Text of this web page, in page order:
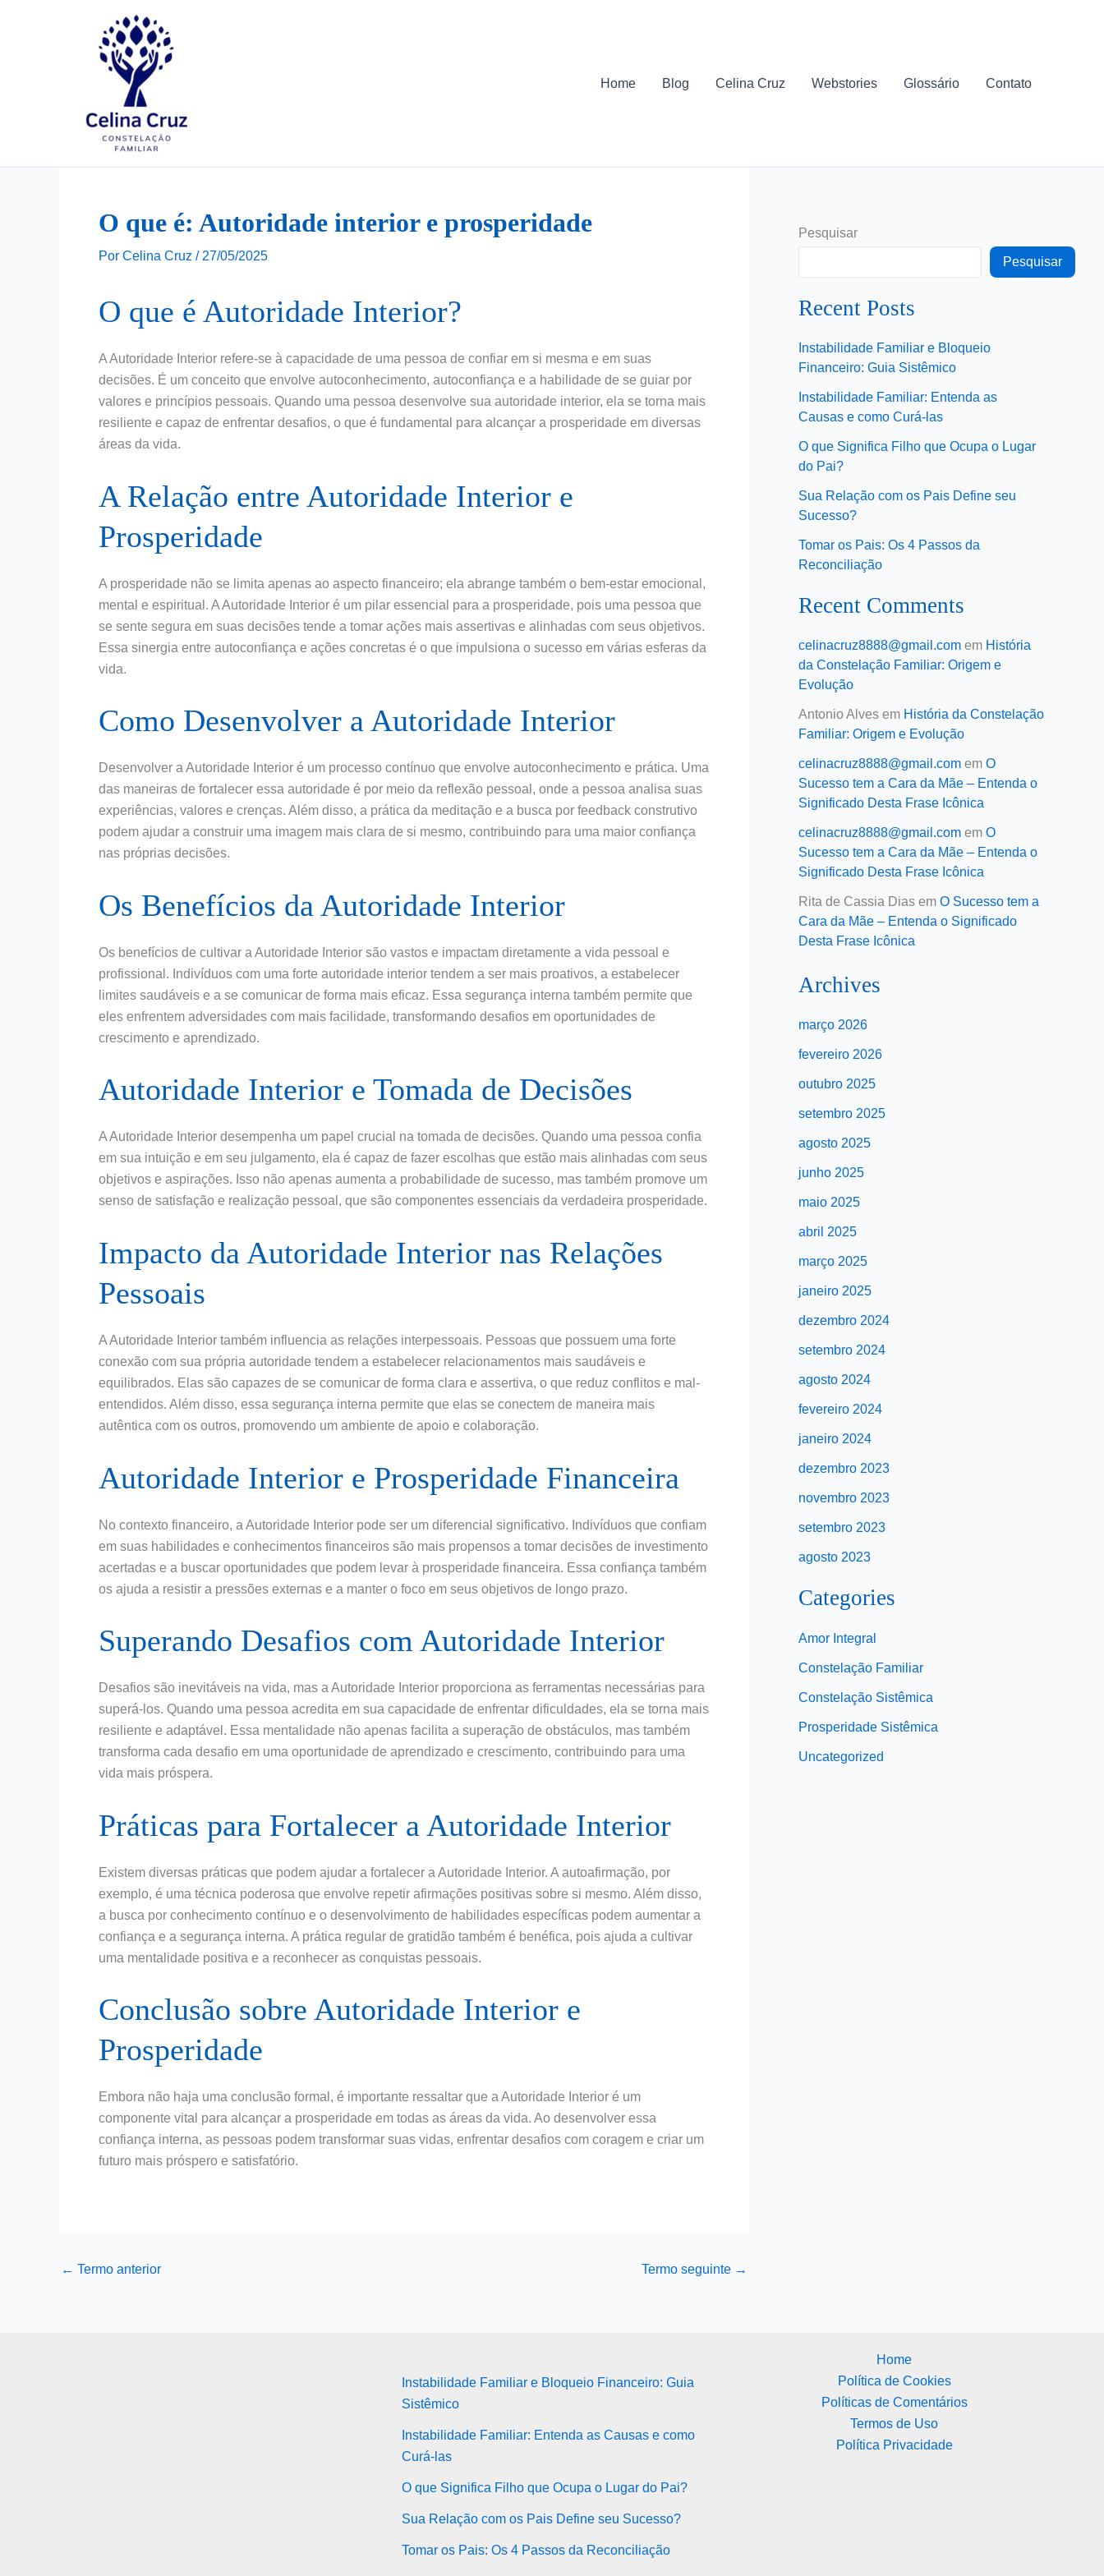
Home Blog Celina Cruz Webstories Glossário Contato
O que é: Autoridade interior e prosperidade
Por Celina Cruz / 27/05/2025
O que é Autoridade Interior?
A Autoridade Interior refere-se à capacidade de uma pessoa de confiar em si mesma e em suas
decisões. É um conceito que envolve autoconhecimento, autoconfiança e a habilidade de se guiar por
valores e princípios pessoais. Quando uma pessoa desenvolve sua autoridade interior, ela se torna mais
resiliente e capaz de enfrentar desafios, o que é fundamental para alcançar a prosperidade em diversas
áreas da vida.
A Relação entre Autoridade Interior e
Prosperidade
A prosperidade não se limita apenas ao aspecto financeiro; ela abrange também o bem-estar emocional,
mental e espiritual. A Autoridade Interior é um pilar essencial para a prosperidade, pois uma pessoa que
se sente segura em suas decisões tende a tomar ações mais assertivas e alinhadas com seus objetivos.
Essa sinergia entre autoconfiança e ações concretas é o que impulsiona o sucesso em várias esferas da
vida.
Como Desenvolver a Autoridade Interior
Desenvolver a Autoridade Interior é um processo contínuo que envolve autoconhecimento e prática. Uma
das maneiras de fortalecer essa autoridade é por meio da reflexão pessoal, onde a pessoa analisa suas
experiências, valores e crenças. Além disso, a prática da meditação e a busca por feedback construtivo
podem ajudar a construir uma imagem mais clara de si mesmo, contribuindo para uma maior confiança
nas próprias decisões.
Os Benefícios da Autoridade Interior
Os benefícios de cultivar a Autoridade Interior são vastos e impactam diretamente a vida pessoal e
profissional. Indivíduos com uma forte autoridade interior tendem a ser mais proativos, a estabelecer
limites saudáveis e a se comunicar de forma mais eficaz. Essa segurança interna também permite que
eles enfrentem adversidades com mais facilidade, transformando desafios em oportunidades de
crescimento e aprendizado.
Autoridade Interior e Tomada de Decisões
A Autoridade Interior desempenha um papel crucial na tomada de decisões. Quando uma pessoa confia
em sua intuição e em seu julgamento, ela é capaz de fazer escolhas que estão mais alinhadas com seus
objetivos e aspirações. Isso não apenas aumenta a probabilidade de sucesso, mas também promove um
senso de satisfação e realização pessoal, que são componentes essenciais da verdadeira prosperidade.
Impacto da Autoridade Interior nas Relações
Pessoais
A Autoridade Interior também influencia as relações interpessoais. Pessoas que possuem uma forte
conexão com sua própria autoridade tendem a estabelecer relacionamentos mais saudáveis e
equilibrados. Elas são capazes de se comunicar de forma clara e assertiva, o que reduz conflitos e mal-
entendidos. Além disso, essa segurança interna permite que elas se conectem de maneira mais
autêntica com os outros, promovendo um ambiente de apoio e colaboração.
Autoridade Interior e Prosperidade Financeira
No contexto financeiro, a Autoridade Interior pode ser um diferencial significativo. Indivíduos que confiam
em suas habilidades e conhecimentos financeiros são mais propensos a tomar decisões de investimento
acertadas e a buscar oportunidades que podem levar à prosperidade financeira. Essa confiança também
os ajuda a resistir a pressões externas e a manter o foco em seus objetivos de longo prazo.
Superando Desafios com Autoridade Interior
Desafios são inevitáveis na vida, mas a Autoridade Interior proporciona as ferramentas necessárias para
superá-los. Quando uma pessoa acredita em sua capacidade de enfrentar dificuldades, ela se torna mais
resiliente e adaptável. Essa mentalidade não apenas facilita a superação de obstáculos, mas também
transforma cada desafio em uma oportunidade de aprendizado e crescimento, contribuindo para uma
vida mais próspera.
Práticas para Fortalecer a Autoridade Interior
Existem diversas práticas que podem ajudar a fortalecer a Autoridade Interior. A autoafirmação, por
exemplo, é uma técnica poderosa que envolve repetir afirmações positivas sobre si mesmo. Além disso,
a busca por conhecimento contínuo e o desenvolvimento de habilidades específicas podem aumentar a
confiança e a segurança interna. A prática regular de gratidão também é benéfica, pois ajuda a cultivar
uma mentalidade positiva e a reconhecer as conquistas pessoais.
Conclusão sobre Autoridade Interior e
Prosperidade
Embora não haja uma conclusão formal, é importante ressaltar que a Autoridade Interior é um
componente vital para alcançar a prosperidade em todas as áreas da vida. Ao desenvolver essa
confiança interna, as pessoas podem transformar suas vidas, enfrentar desafios com coragem e criar um
futuro mais próspero e satisfatório.
← Termo anterior Termo seguinte →
Pesquisar
Pesquisar
Recent Posts
Instabilidade Familiar e Bloqueio
Financeiro: Guia Sistêmico
Instabilidade Familiar: Entenda as
Causas e como Curá-las
O que Significa Filho que Ocupa o Lugar
do Pai?
Sua Relação com os Pais Define seu
Sucesso?
Tomar os Pais: Os 4 Passos da
Reconciliação
Recent Comments
celinacruz8888@gmail.com em História
da Constelação Familiar: Origem e
Evolução
Antonio Alves em História da Constelação
Familiar: Origem e Evolução
celinacruz8888@gmail.com em O
Sucesso tem a Cara da Mãe – Entenda o
Significado Desta Frase Icônica
celinacruz8888@gmail.com em O
Sucesso tem a Cara da Mãe – Entenda o
Significado Desta Frase Icônica
Rita de Cassia Dias em O Sucesso tem a
Cara da Mãe – Entenda o Significado
Desta Frase Icônica
Archives
março 2026
fevereiro 2026
outubro 2025
setembro 2025
agosto 2025
junho 2025
maio 2025
abril 2025
março 2025
janeiro 2025
dezembro 2024
setembro 2024
agosto 2024
fevereiro 2024
janeiro 2024
dezembro 2023
novembro 2023
setembro 2023
agosto 2023
Categories
Amor Integral
Constelação Familiar
Constelação Sistêmica
Prosperidade Sistêmica
Uncategorized
Instabilidade Familiar e Bloqueio Financeiro: Guia
Sistêmico
Instabilidade Familiar: Entenda as Causas e como
Curá-las
O que Significa Filho que Ocupa o Lugar do Pai?
Sua Relação com os Pais Define seu Sucesso?
Tomar os Pais: Os 4 Passos da Reconciliação
Home
Política de Cookies
Políticas de Comentários
Termos de Uso
Política Privacidade